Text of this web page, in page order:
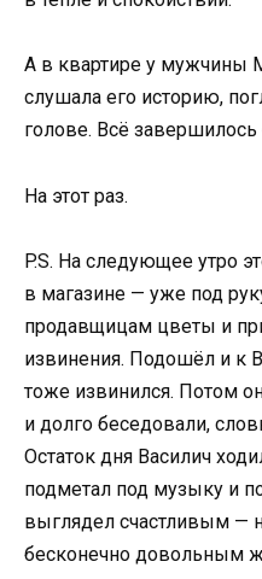
А в квартире у мужчины
слушала его историю,
голове. Всё завершилось
На этот раз.
P.S. На следующее утро
в магазине — уже под
продавщицам цветы и
извинения. Подошёл и к
тоже извинился. Потом
и долго беседовали,
Остаток дня Василич
подметал под музыку и
выглядел счастливым —
бесконечно довольным